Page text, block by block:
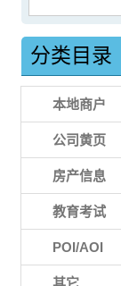
分类目录
本地商户
公司黄页
房产信息
教育考试
POI/AOI
其它